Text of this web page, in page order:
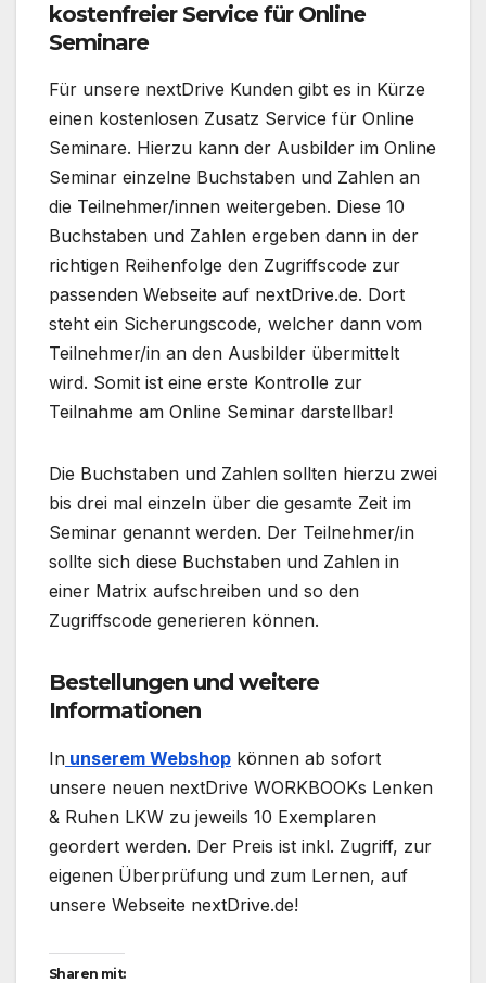
kostenfreier Service für Online
Seminare
Für unsere nextDrive Kunden gibt es in Kürze
einen kostenlosen Zusatz Service für Online
Seminare. Hierzu kann der Ausbilder im Online
Seminar einzelne Buchstaben und Zahlen an
die Teilnehmer/innen weitergeben. Diese 10
Buchstaben und Zahlen ergeben dann in der
richtigen Reihenfolge den Zugriffscode zur
passenden Webseite auf nextDrive.de. Dort
steht ein Sicherungscode, welcher dann vom
Teilnehmer/in an den Ausbilder übermittelt
wird. Somit ist eine erste Kontrolle zur
Teilnahme am Online Seminar darstellbar!
Die Buchstaben und Zahlen sollten hierzu zwei
bis drei mal einzeln über die gesamte Zeit im
Seminar genannt werden. Der Teilnehmer/in
sollte sich diese Buchstaben und Zahlen in
einer Matrix aufschreiben und so den
Zugriffscode generieren können.
Bestellungen und weitere
Informationen
In unserem Webshop können ab sofort
unsere neuen nextDrive WORKBOOKs Lenken
& Ruhen LKW zu jeweils 10 Exemplaren
geordert werden. Der Preis ist inkl. Zugriff, zur
eigenen Überprüfung und zum Lernen, auf
unsere Webseite nextDrive.de!
Sharen mit: